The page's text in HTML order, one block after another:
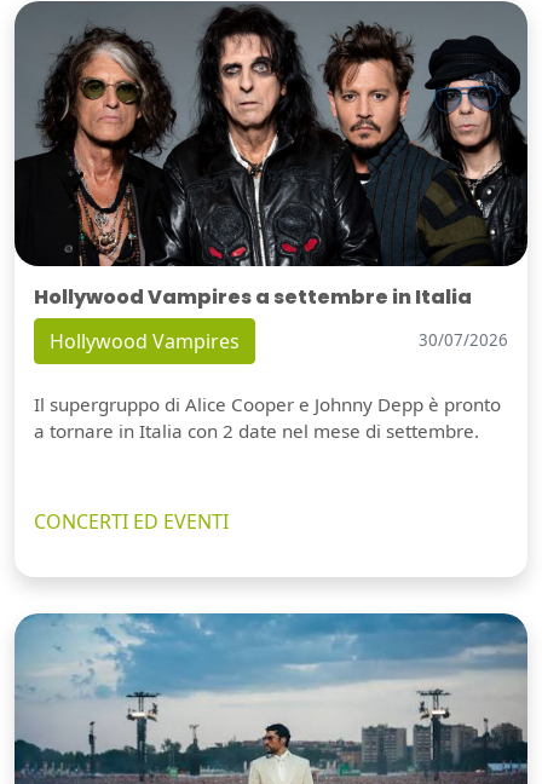
Hollywood Vampires a settembre in Italia
Hollywood Vampires 30/07/2026
Il supergruppo di Alice Cooper e Johnny Depp è pronto
a tornare in Italia con 2 date nel mese di settembre.
CONCERTI ED EVENTI